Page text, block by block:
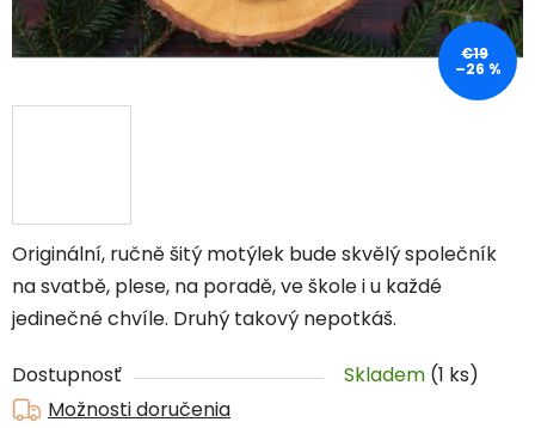
Originální, ručně šitý motýlek bude skvělý společník
na svatbě, plese, na poradě, ve škole i u každé
jedinečné chvíle. Druhý takový nepotkáš.
Dostupnosť Skladem (1 ks)
Možnosti doručenia
€19
–26 %